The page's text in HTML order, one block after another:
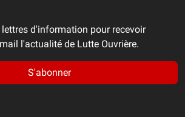
d'information pour recevoir
l'actualité de Lutte Ouvrière.
S'abonner